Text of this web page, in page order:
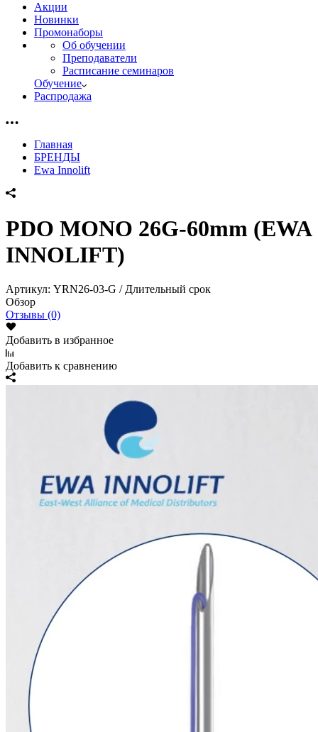
Акции
Новинки
Промонаборы
Об обучении
Преподаватели
Расписание семинаров
Обучение
Распродажа
Главная
БРЕНДЫ
Ewa Innolift
PDO MONO 26G-60mm (EWA
INNOLIFT)
Артикул: YRN26-03-G / Длительный срок
Обзор
Отзывы (0)
Добавить в избранное
Добавить к сравнению